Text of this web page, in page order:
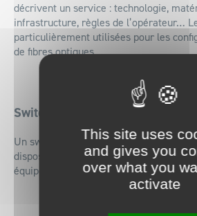
décrivent un service : technologie,
infrastructure, règles de l’opérateur…
particulièrement utilisées pour les
de fibres optiques.
Switch
Un switch est un commutateur réseau.
dispose de plusieurs ports Ethernet pour
équipements IP à un réseau LAN.
This site uses
and gives you
over what you
activate